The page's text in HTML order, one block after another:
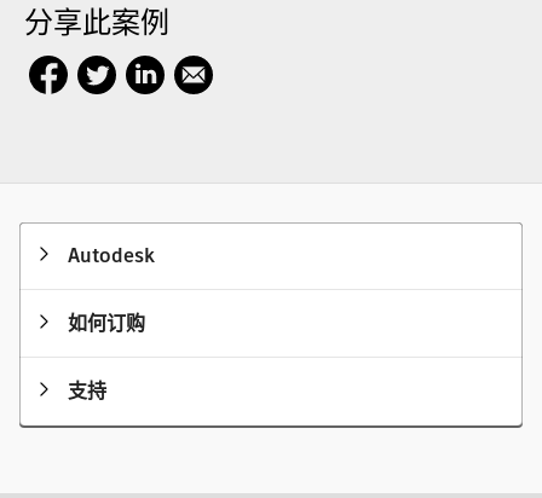
分享此案例
Autodesk
如何订购
支持